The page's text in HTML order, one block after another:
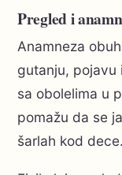
Pregled i
Anamneza
gutanju, pojavu
sa obolelima u
pomažu da se
šarlah kod dece.